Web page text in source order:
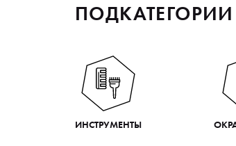
ИНСТРУМЕНТЫ